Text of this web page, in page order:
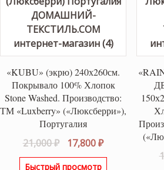
«KUBU» (экрю) 240х260см.
Покрывало 100% Хлопок
Stone Washed. Производство:
ТМ «Luxberry» («Люксберри»),
Португалия
21,000₽
Первоначальная
цена
17,800₽Текущая
цена:
Быстрый просмотр